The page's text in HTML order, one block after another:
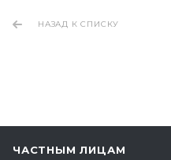
НАЗАД К СПИСКУ
ЧАСТНЫМ ЛИЦАМ